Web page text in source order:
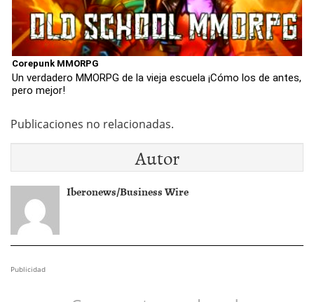
Corepunk MMORPG
Un verdadero MMORPG de la vieja escuela ¡Cómo los de antes,
pero mejor!
Publicaciones no relacionadas.
Autor
Iberonews/Business Wire
Publicidad